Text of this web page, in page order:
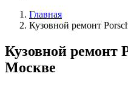
Главная
Кузовной ремонт
Кузовной ремонт
Москве